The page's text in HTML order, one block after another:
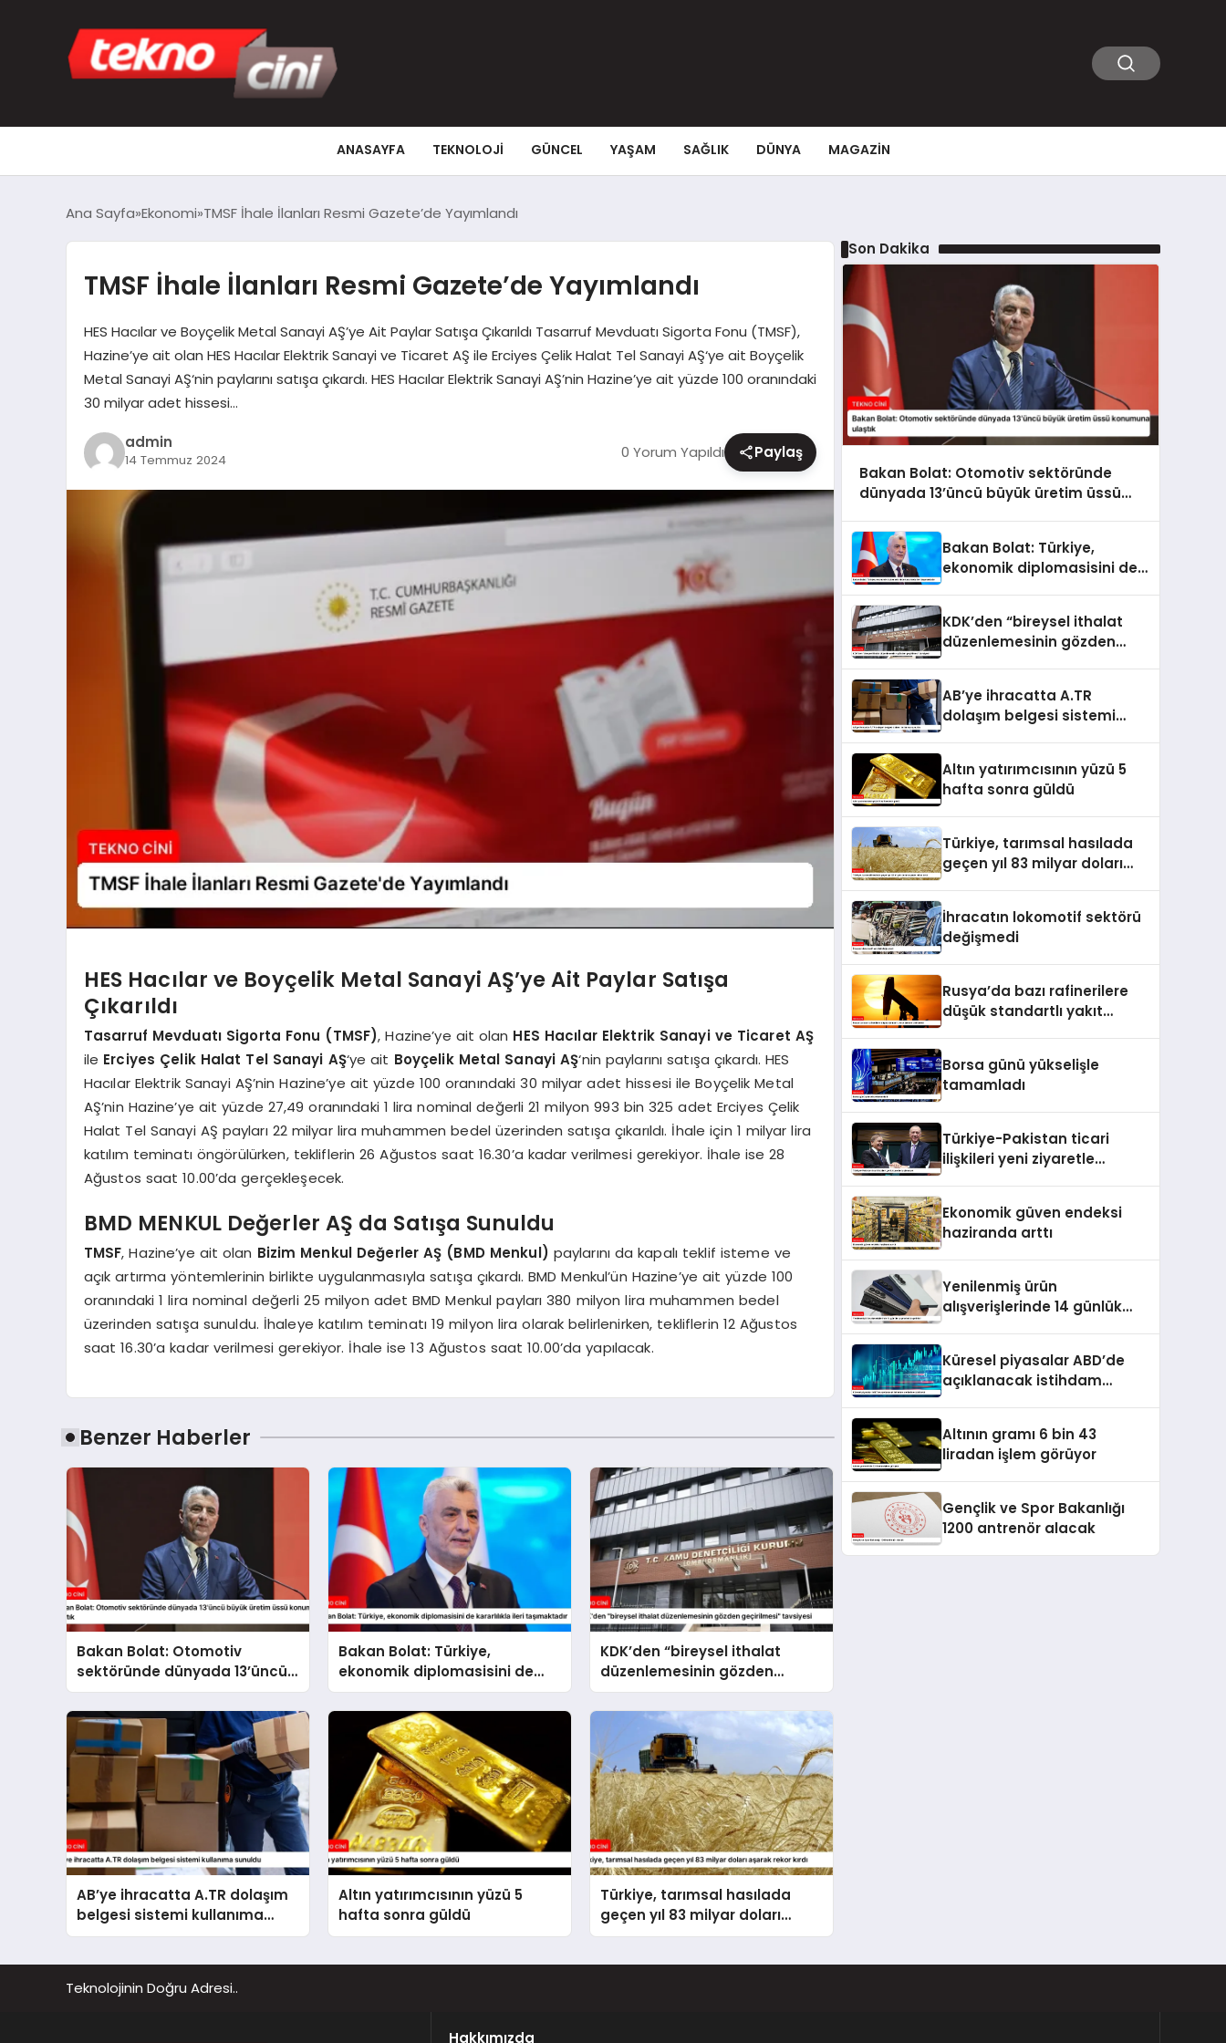
ANASAYFA TEKNOLOJI GÜNCEL YAŞAM SAĞLIK DÜNYA MAGAZIN
Ana Sayfa Ekonomi TMSF İhale İlanları Resmi Gazete’de Yayımlandı
TMSF İhale İlanları Resmi Gazete’de Yayımlandı
HES Hacılar ve Boyçelik Metal Sanayi AŞ’ye Ait Paylar Satışa Çıkarıldı Tasarruf Mevduatı Sigorta Fonu (TMSF),
Hazine’ye ait olan HES Hacılar Elektrik Sanayi ve Ticaret AŞ ile Erciyes Çelik Halat Tel Sanayi AŞ‘ye ait Boyçelik
Metal Sanayi AŞ‘nin paylarını satışa çıkardı. HES Hacılar Elektrik Sanayi AŞ’nin Hazine’ye ait yüzde 100 oranındaki
30 milyar adet hissesi…
admin
14 Temmuz 2024 0 Yorum Yapıldı Paylaş
HES Hacılar ve Boyçelik Metal Sanayi AŞ’ye Ait Paylar Satışa
Çıkarıldı
Tasarruf Mevduatı Sigorta Fonu (TMSF), Hazine’ye ait olan HES Hacılar Elektrik Sanayi ve Ticaret AŞ
ile Erciyes Çelik Halat Tel Sanayi AŞ‘ye ait Boyçelik Metal Sanayi AŞ‘nin paylarını satışa çıkardı. HES
Hacılar Elektrik Sanayi AŞ’nin Hazine’ye ait yüzde 100 oranındaki 30 milyar adet hissesi ile Boyçelik Metal
AŞ’nin Hazine’ye ait yüzde 27,49 oranındaki 1 lira nominal değerli 21 milyon 993 bin 325 adet Erciyes Çelik
Halat Tel Sanayi AŞ payları 22 milyar lira muhammen bedel üzerinden satışa çıkarıldı. İhale için 1 milyar lira
katılım teminatı öngörülürken, tekliflerin 26 Ağustos saat 16.30’a kadar verilmesi gerekiyor. İhale ise 28
Ağustos saat 10.00’da gerçekleşecek.
BMD MENKUL Değerler AŞ da Satışa Sunuldu
TMSF, Hazine’ye ait olan Bizim Menkul Değerler AŞ (BMD Menkul) paylarını da kapalı teklif isteme ve
açık artırma yöntemlerinin birlikte uygulanmasıyla satışa çıkardı. BMD Menkul’ün Hazine’ye ait yüzde 100
oranındaki 1 lira nominal değerli 25 milyon adet BMD Menkul payları 380 milyon lira muhammen bedel
üzerinden satışa sunuldu. İhaleye katılım teminatı 19 milyon lira olarak belirlenirken, tekliflerin 12 Ağustos
saat 16.30’a kadar verilmesi gerekiyor. İhale ise 13 Ağustos saat 10.00’da yapılacak.
Benzer Haberler
Bakan Bolat: Otomotiv
sektöründe dünyada 13’üncü
büyük üretim üssü konumuna
ulaştık
Bakan Bolat: Türkiye,
ekonomik diplomasisini de
kararlılıkla ileri taşımaktadır
KDK’den “bireysel ithalat
düzenlemesinin gözden
geçirilmesi” tavsiyesi
AB’ye ihracatta A.TR dolaşım
belgesi sistemi kullanıma
sunuldu
Altın yatırımcısının yüzü 5
hafta sonra güldü
Türkiye, tarımsal hasılada
geçen yıl 83 milyar doları
aşarak rekor kırdı
Son Dakika
Bakan Bolat: Otomotiv sektöründe
dünyada 13’üncü büyük üretim üssü
Bakan Bolat: Türkiye,
ekonomik diplomasisini de
KDK’den “bireysel ithalat
düzenlemesinin gözden
AB’ye ihracatta A.TR
dolaşım belgesi sistemi
Altın yatırımcısının yüzü 5
hafta sonra güldü
Türkiye, tarımsal hasılada
geçen yıl 83 milyar doları
İhracatın lokomotif sektörü
değişmedi
Rusya’da bazı rafinerilere
düşük standartlı yakıt
Borsa günü yükselişle
tamamladı
Türkiye-Pakistan ticari
ilişkileri yeni ziyaretle
Ekonomik güven endeksi
haziranda arttı
Yenilenmiş ürün
alışverişlerinde 14 günlük
Küresel piyasalar ABD’de
açıklanacak istihdam
Altının gramı 6 bin 43
liradan işlem görüyor
Gençlik ve Spor Bakanlığı
1200 antrenör alacak
Teknolojinin Doğru Adresi..
Hakkımızda